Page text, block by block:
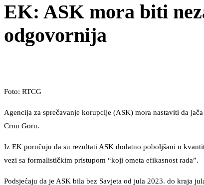
EK: ASK mora biti
odgovornija
Foto: RTCG
Agencija za sprečavanje korupcije (ASK) mora nastaviti da
Crnu Goru.
Iz EK poručuju da su rezultati ASK dodatno poboljšani u
vezi sa formalističkim pristupom “koji ometa efikasnost rada”.
Podsjećaju da je ASK bila bez Savjeta od jula 2023. do kraja